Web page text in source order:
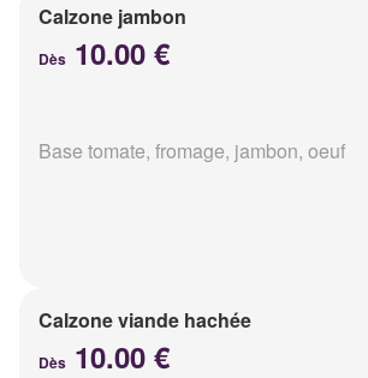
Calzone jambon
Dès 10.00 €
Base tomate, fromage, jambon, oeuf
Calzone viande hachée
Dès 10.00 €